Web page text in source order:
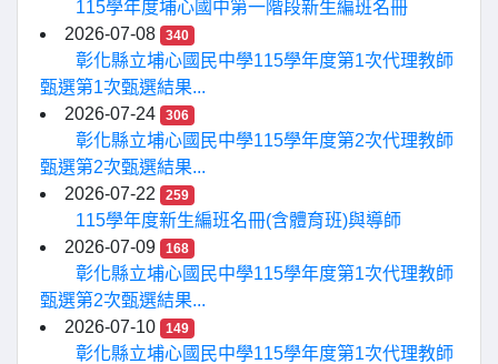
115學年度埔心國中第一階段新生編班名冊
2026-07-08
340
彰化縣立埔心國民中學115學年度第1次代理教師
甄選第1次甄選結果...
2026-07-24
306
彰化縣立埔心國民中學115學年度第2次代理教師
甄選第2次甄選結果...
2026-07-22
259
115學年度新生編班名冊(含體育班)與導師
2026-07-09
168
彰化縣立埔心國民中學115學年度第1次代理教師
甄選第2次甄選結果...
2026-07-10
149
彰化縣立埔心國民中學115學年度第1次代理教師